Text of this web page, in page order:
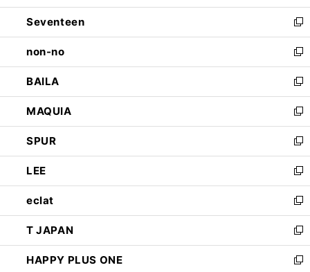
開
く
ウ
で
開
く
ン
ド
ウ
で
開
く
Seventeen
新
し
い
ウ
ィ
ン
ド
ウ
で
開
く
non-no
新
し
い
ウ
ィ
ン
ド
ウ
で
開
く
BAILA
新
し
い
ウ
ィ
ン
ド
ウ
で
開
く
MAQUIA
新
し
い
ウ
ィ
ン
ド
ウ
で
開
く
SPUR
新
し
い
ウ
ィ
ン
ド
ウ
で
LEE
新
し
い
ウ
ィ
ン
ド
eclat
新
し
い
ウ
ィ
T JAPAN
新
し
い
HAPPY PLUS ONE
新